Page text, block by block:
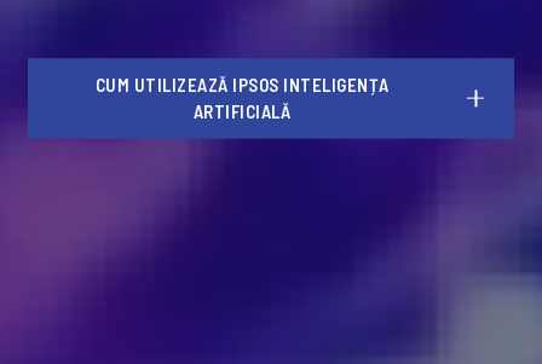
CUM UTILIZEAZĂ IPSOS INTELIGENȚA
ARTIFICIALĂ